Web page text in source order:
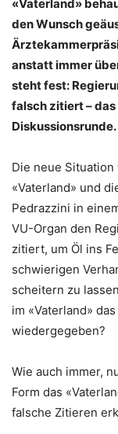
«Vaterland»
den Wunsch
anstatt immer
steht fest:
falsch zitiert –
Diskussionsrunde.
Die neue
«Vaterland» und
Pedrazzini in
VU-Organ den
zitiert, um Öl ins
schwierigen
scheitern zu
im «Vaterland»
wiedergegeben?
Wie auch immer,
Form das
falsche Zitieren